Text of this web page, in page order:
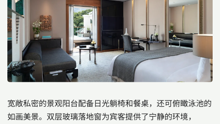
宽敞私密的景观阳台配备日光躺椅和餐桌，还可俯瞰泳池的
如画美景。双层玻璃落地窗为宾客提供了宁静的环境，